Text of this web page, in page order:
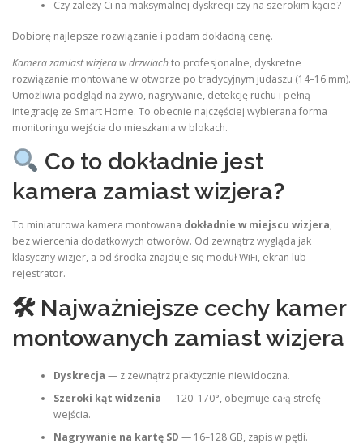
Czy zależy Ci na maksymalnej dyskrecji czy na szerokim kącie?
Dobiorę najlepsze rozwiązanie i podam dokładną cenę.
Kamera zamiast wizjera w drzwiachto profesjonalne, dyskretne
rozwiązanie montowane w otworze po tradycyjnym judaszu (14–16 mm).
Umożliwia podgląd na żywo, nagrywanie, detekcję ruchu i pełną
integrację ze Smart Home. To obecnie najczęściej wybierana forma
monitoringu wejścia do mieszkania w blokach.
Co to dokładnie jest
kamera zamiast wizjera?
To miniaturowa kamera montowana dokładnie w miejscu wizjera,
bez wiercenia dodatkowych otworów. Od zewnątrz wygląda jak
klasyczny wizjer, a od środka znajduje się moduł WiFi, ekran lub
rejestrator.
🛠 Najważniejsze cechy kamer
montowanych zamiast wizjera
Dyskrecja — z zewnątrz praktycznie niewidoczna.
Szeroki kąt widzenia — 120–170°, obejmuje całą strefę
wejścia.
Nagrywanie na kartę SD — 16–128 GB, zapis w pętli.